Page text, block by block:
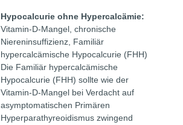
Hypocalcurie ohne Hypercalcämie:
Vitamin-D-Mangel, chronische
Niereninsuffizienz, Familiär
hypercalcämische Hypocalcurie (FHH)
Die Familiär hypercalcämische
Hypocalcurie (FHH) sollte wie der
Vitamin-D-Mangel bei Verdacht auf
asymptomatischen Primären
Hyperparathyreoidismus zwingend